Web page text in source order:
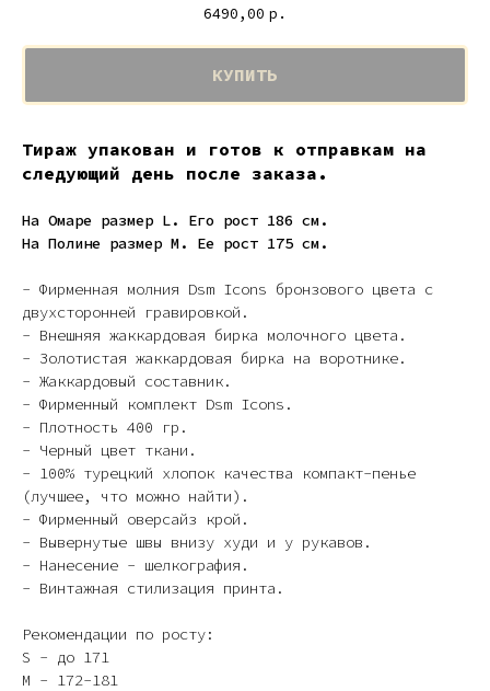
6490,00 р.
КУПИТЬ
Тираж упакован и готов к отправкам на
следующий день после заказа.
На Омаре размер L. Его рост 186 см.
На Полине размер M. Ее рост 175 см.
- Фирменная молния Dsm Icons бронзового цвета с
двухсторонней гравировкой.
- Внешняя жаккардовая бирка молочного цвета.
- Золотистая жаккардовая бирка на воротнике.
- Жаккардовый составник.
- Фирменный комплект Dsm Icons.
- Плотность 400 гр.
- Черный цвет ткани.
- 100% турецкий хлопок качества компакт-пенье
(лучшее, что можно найти).
- Фирменный оверсайз крой.
- Вывернутые швы внизу худи и у рукавов.
- Нанесение - шелкография.
- Винтажная стилизация принта.
Рекомендации по росту:
S - до 171
M - 172-181